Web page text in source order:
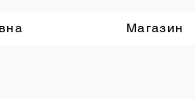
Магазин